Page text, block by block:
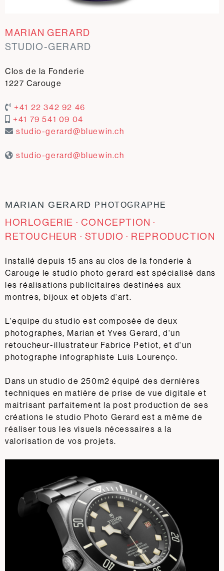
MARIAN GERARD
STUDIO-GERARD
Clos de la Fonderie
1227 Carouge
+41 22 342 92 46
+41 79 541 09 04
studio-gerard@bluewin.ch
studio-gerard@bluewin.ch
MARIAN GERARD PHOTOGRAPHE
HORLOGERIE · CONCEPTION ·
RETOUCHEUR · STUDIO · REPRODUCTION
Installé depuis 15 ans au clos de la fonderie à
Carouge le studio photo gerard est spécialisé dans
les réalisations publicitaires destinées aux
montres, bijoux et objets d'art.
L'equipe du studio est composée de deux
photographes, Marian et Yves Gerard, d'un
retoucheur-illustrateur Fabrice Petiot, et d'un
photographe infographiste Luis Lourenço.
Dans un studio de 250m2 équipé des dernières
techniques en matière de prise de vue digitale et
maitrisant parfaitement la post production de ses
créations le studio Photo Gerard est a même de
réaliser tous les visuels nécessaires a la
valorisation de vos projets.